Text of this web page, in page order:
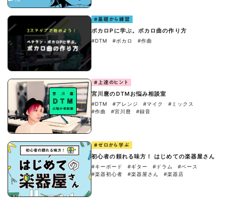
#基礎から練習
ボカロPに学ぶ。ボカロ曲の作り方
#DTM #ボカロ #作曲
#上達のヒント
宮川麿のDTMお悩み相談室
#DTM #アレンジ #マイク
#ミックス
#作曲
#宮川麿 #録音
#ゼロから学ぶ
初心者の頼れる味方！ はじめての楽器屋さん
#キーボード #ギター #ドラム
#ベース
#楽器初心者
#楽器屋さん #楽器店